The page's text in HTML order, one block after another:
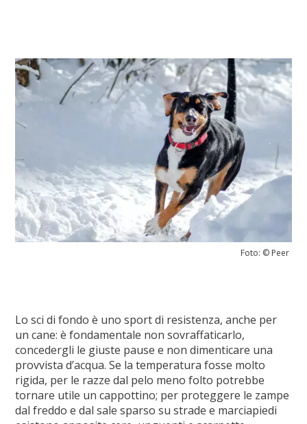
Foto: © Peer
Lo sci di fondo è uno sport di resistenza, anche per
un cane: è fondamentale non sovraffaticarlo,
concedergli le giuste pause e non dimenticare una
provvista d’acqua. Se la temperatura fosse molto
rigida, per le razze dal pelo meno folto potrebbe
tornare utile un cappottino; per proteggere le zampe
dal freddo e dal sale sparso su strade e marciapiedi